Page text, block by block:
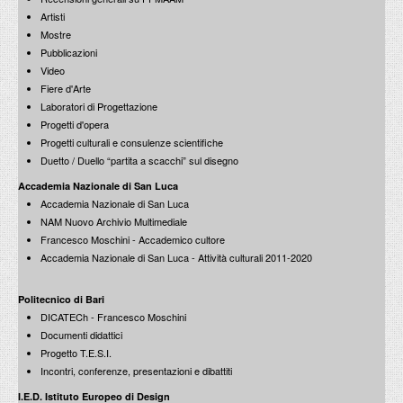
Steven Holl: Su pietra per A.A.M. Extra Moenia
Lorenzo Pietropaolo
L'industria delle Costruzioni, n.417, gennaio-febbraio / 2011
Carlo Aymonino: correspondences
di Valentina Ricciuti
Massimiliano Fuksas: Sublimi Scribi del Caos. Nel Segno
Urbanistica, n.124, maggio-agosto / 2004
Ettore Sordini
a cura di Antonio Capaccio e Ettore Sordini
CERP Edizioni / luglio 2003
Segno, disegno e progetto nell'architettura italiana del
A.A.M. Architettura Arte Moderna
Artisti
Mostre
Pubblicazioni
Video
Fiere d'Arte
Laboratori di Progettazione
Progetti d'opera
Progetti culturali e consulenze scientifiche
Duetto / Duello “partita a scacchi” sul disegno
Accademia Nazionale di San Luca
Accademia Nazionale di San Luca
NAM Nuovo Archivio Multimediale
Francesco Moschini - Accademico cultore
Accademia Nazionale di San Luca - Attività culturali 2011-2020
Politecnico di Bari
DICATECh - Francesco Moschini
Documenti didattici
Progetto T.E.S.I.
Incontri, conferenze, presentazioni e dibattiti
I.E.D. Istituto Europeo di Design